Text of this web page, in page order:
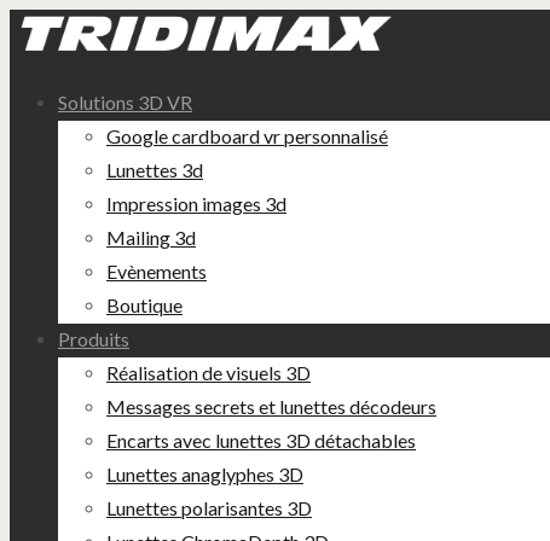
Solutions 3D VR
Google cardboard vr personnalisé
Lunettes 3d
Impression images 3d
Mailing 3d
Evènements
Boutique
Produits
Réalisation de visuels 3D
Messages secrets et lunettes décodeurs
Encarts avec lunettes 3D détachables
Lunettes anaglyphes 3D
Lunettes polarisantes 3D